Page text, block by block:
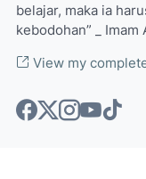
belajar, maka ia
kebodohan” _ Imam
View my